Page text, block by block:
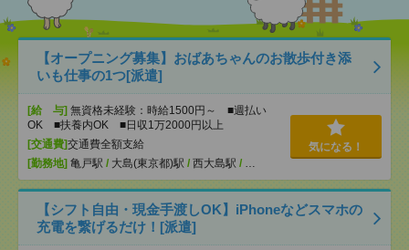
【オープニング募集】おばあちゃんのお散歩付き添
いも仕事の1つ[派遣]
[給 与] 無資格未経験：時給1500円～ ■週払い
OK ■扶養内OK ■日収1万2000円以上
[交通費]交通費全額支給
[勤務地] 亀戸駅 / 大島(東京都)駅 / 西大島駅 / …
気になる！
【シフト自由・現金手渡しOK】iPhoneなどスマホの
充電を繋げるだけ！[派遣]